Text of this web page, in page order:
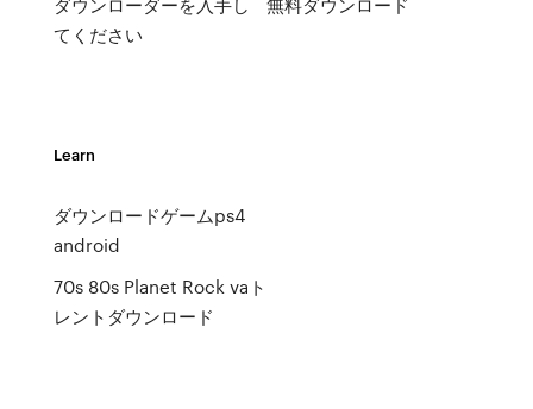
てください
Learn
ダウンロードゲームps4
android
70s 80s Planet Rock vaト
レントダウンロード